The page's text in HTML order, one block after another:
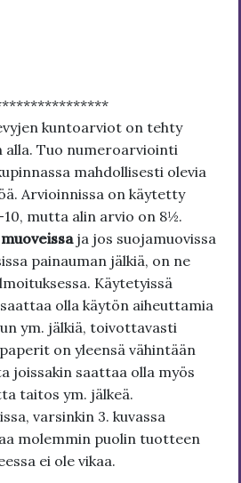
kuntoarviot on tehty
alla. Tuo numeroarviointi
mahdollisesti olevia
Arvioinnissa on käytetty
mutta alin arvio on 8½.
ja jos suojamuovissa
painauman jälkiä, on ne
Käytetyissä
olla käytön aiheuttamia
ym. jälkiä, toivottavasti
on yleensä vähintään
joissakin saattaa olla myös
taitos ym. jälkeä.
varsinkin 3. kuvassa
molemmin puolin tuotteen
ei ole vikaa.